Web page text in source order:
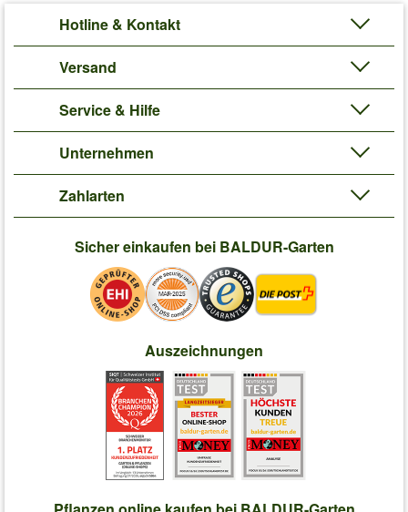
Hotline & Kontakt
Versand
Service & Hilfe
Unternehmen
Zahlarten
Sicher einkaufen bei BALDUR-Garten
Auszeichnungen